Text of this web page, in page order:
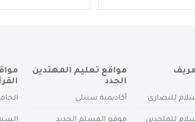
للنصارى
للملحدين
مواقع تعليم المهتدين
الجدد
أكاديمية سبيلي
موقع المسلم الجديد